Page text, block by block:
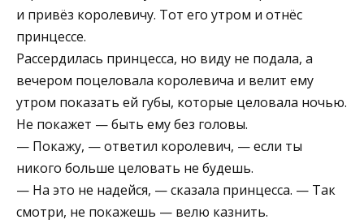
и привёз королевичу. Тот его утром и отнёс
принцессе.
Рассердилась принцесса, но виду не подала, а
вечером поцеловала королевича и велит ему
утром показать ей губы, которые целовала ночью.
Не покажет — быть ему без головы.
— Покажу, — ответил королевич, — если ты
никого больше целовать не будешь.
— На это не надейся, — сказала принцесса. — Так
смотри, не покажешь — велю казнить.